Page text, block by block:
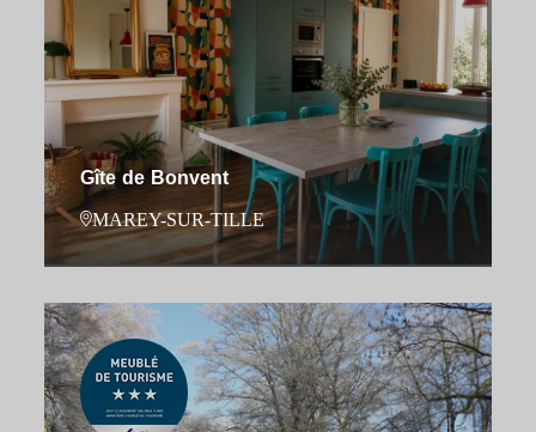
Gîte de Bonvent
MAREY-SUR-TILLE